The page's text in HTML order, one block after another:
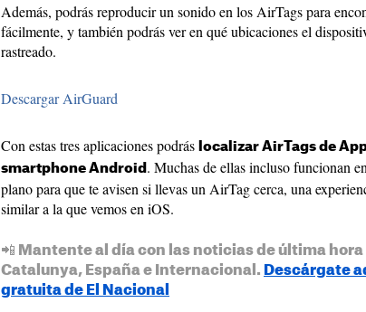
Además, podrás reproducir un sonido en los AirTags para
fácilmente, y también podrás ver en qué ubicaciones el
rastreado.
Descargar AirGuard
Con estas tres aplicaciones podrás localizar AirTags de
smartphone Android . Muchas de ellas incluso funcionan
plano para que te avisen si llevas un AirTag cerca, una
similar a la que vemos en iOS.
📲 Mantente al día con las noticias de última hora
Catalunya, España e Internacional. Descárgate
gratuita de El Nacional